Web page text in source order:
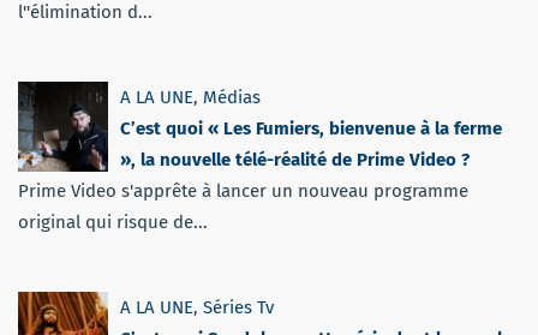
l''élimination d...
A LA UNE, Médias
C’est quoi « Les Fumiers, bienvenue à la ferme
», la nouvelle télé-réalité de Prime Video ?
Prime Video s'apprête à lancer un nouveau programme
original qui risque de...
A LA UNE, Séries Tv